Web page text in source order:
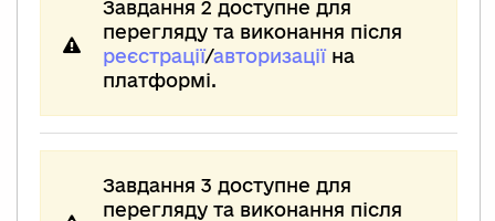
Завдання 2 доступне для
перегляду та виконання після
реєстрації/авторизаціїна
платформі.
Завдання 3 доступне для
перегляду та виконання після